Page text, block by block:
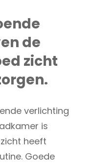
de
zicht
verlichting
is
heeft
Goede